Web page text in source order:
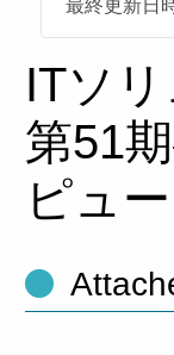
最終更新日
ITソ
第51
ピュ